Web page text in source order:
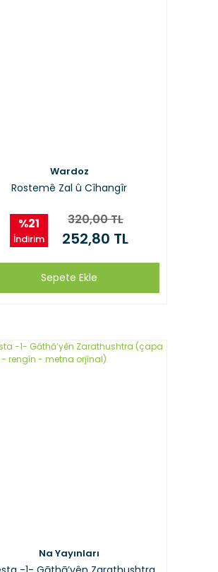
Wardoz
Rostemê Zal û Cîhangîr
%21
İndirim
320,00 TL
252,80 TL
Sepete Ekle
Na Yayınları